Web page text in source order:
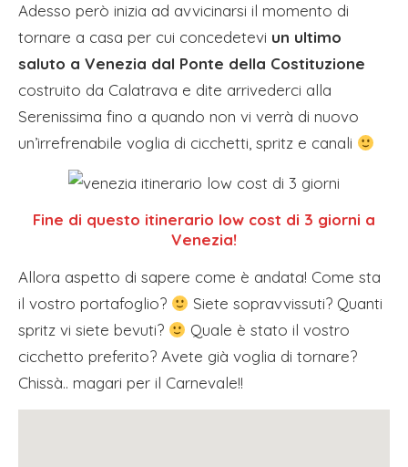
Adesso però inizia ad avvicinarsi il momento di
tornare a casa per cui concedetevi un ultimo
saluto a Venezia dal Ponte della Costituzione
costruito da Calatrava e dite arrivederci alla
Serenissima fino a quando non vi verrà di nuovo
un’irrefrenabile voglia di cicchetti, spritz e canali
Fine di questo itinerario low cost di 3 giorni a
Venezia!
Allora aspetto di sapere come è andata! Come sta
il vostro portafoglio?
Siete sopravvissuti? Quanti
spritz vi siete bevuti?
Quale è stato il vostro
cicchetto preferito? Avete già voglia di tornare?
Chissà.. magari per il Carnevale!!